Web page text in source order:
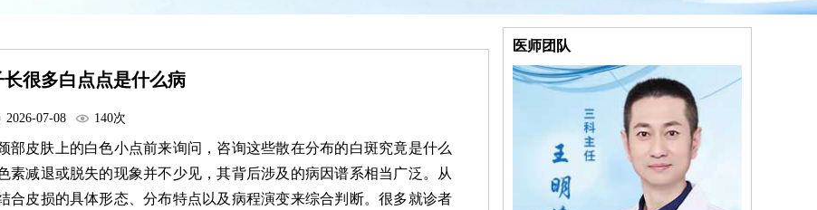
长很多白点点是什么病
2026-07-08 140次
部皮肤上的白色小点前来询问，咨询这些散在分布的白斑究竟是什么
素减退或脱失的现象并不少见，其背后涉及的病因谱系相当广泛。从
合皮损的具体形态、分布特点以及病程演变来综合判断。很多就诊者
医师团队